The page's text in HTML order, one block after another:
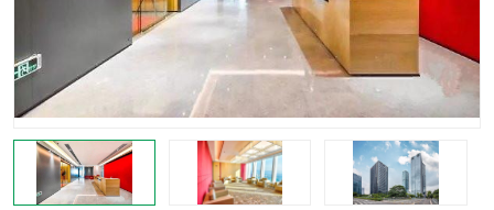
南山南油
龙华 罗湖区
宝安区 西乡
兴东 石岩